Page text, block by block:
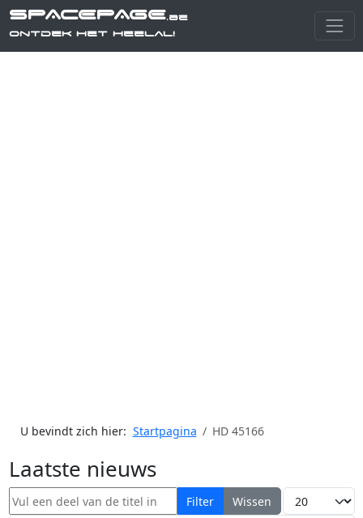
SPACEPAGE.be
Ontdek het heelal!
U bevindt zich hier: Startpagina HD 45166
Laatste nieuws
Vul een deel van de titel in Filter Wissen Toon #